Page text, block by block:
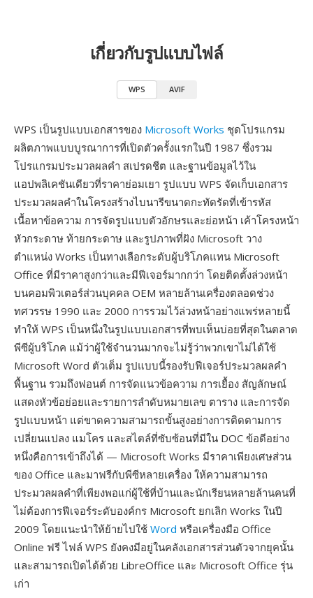
เกี่ยวกับรูปแบบไฟล์
WPS AVIF
WPS เป็นรูปแบบเอกสารของ Microsoft Works ชุดโปรแกรม
ผลิตภาพแบบบูรณาการที่เปิดตัวครั้งแรกในปี 1987 ซึ่งรวม
โปรแกรมประมวลผลคำ สเปรดชีต และฐานข้อมูลไว้ใน
แอปพลิเคชันเดียวที่ราคาย่อมเยา รูปแบบ WPS จัดเก็บเอกสาร
ประมวลผลคำในโครงสร้างไบนารีขนาดกะทัดรัดที่เข้ารหัส
เนื้อหาข้อความ การจัดรูปแบบตัวอักษรและย่อหน้า เค้าโครงหน้า
หัวกระดาษ ท้ายกระดาษ และรูปภาพที่ฝัง Microsoft วาง
ตำแหน่ง Works เป็นทางเลือกระดับผู้บริโภคแทน Microsoft
Office ที่มีราคาสูงกว่าและมีฟีเจอร์มากกว่า โดยติดตั้งล่วงหน้า
บนคอมพิวเตอร์ส่วนบุคคล OEM หลายล้านเครื่องตลอดช่วง
ทศวรรษ 1990 และ 2000 การรวมไว้ล่วงหน้าอย่างแพร่หลายนี้
ทำให้ WPS เป็นหนึ่งในรูปแบบเอกสารที่พบเห็นบ่อยที่สุดในตลาด
พีซีผู้บริโภค แม้ว่าผู้ใช้จำนวนมากจะไม่รู้ว่าพวกเขาไม่ได้ใช้
Microsoft Word ตัวเต็ม รูปแบบนี้รองรับฟีเจอร์ประมวลผลคำ
พื้นฐาน รวมถึงฟอนต์ การจัดแนวข้อความ การเยื้อง สัญลักษณ์
แสดงหัวข้อย่อยและรายการลำดับหมายเลข ตาราง และการจัด
รูปแบบหน้า แต่ขาดความสามารถขั้นสูงอย่างการติดตามการ
เปลี่ยนแปลง แมโคร และสไตล์ที่ซับซ้อนที่มีใน DOC ข้อดีอย่าง
หนึ่งคือการเข้าถึงได้ — Microsoft Works มีราคาเพียงเศษส่วน
ของ Office และมาฟรีกับพีซีหลายเครื่อง ให้ความสามารถ
ประมวลผลคำที่เพียงพอแก่ผู้ใช้ที่บ้านและนักเรียนหลายล้านคนที่
ไม่ต้องการฟีเจอร์ระดับองค์กร Microsoft ยกเลิก Works ในปี
2009 โดยแนะนำให้ย้ายไปใช้ Word หรือเครื่องมือ Office
Online ฟรี ไฟล์ WPS ยังคงมีอยู่ในคลังเอกสารส่วนตัวจากยุคนั้น
และสามารถเปิดได้ด้วย LibreOffice และ Microsoft Office รุ่น
เก่า